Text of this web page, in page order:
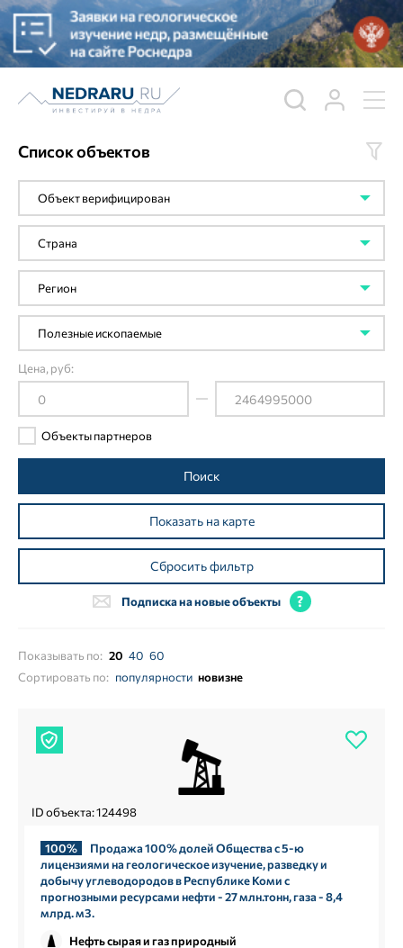
Список объектов
Цена, руб:
Объекты партнеров
Поиск
Показать на карте
Сбросить фильтр
Подписка на новые объекты
Показывать по: 20 40 60
Сортировать по: популярности новизне
ID объекта: 124498
100%
Продажа 100% долей Общества с 5-ю
лицензиями на геологическое изучение, разведку и
добычу углеводородов в Республике Коми с
прогнозными ресурсами нефти - 27 млн.тонн, газа - 8,4
млрд. м3.
Нефть сырая и газ природный